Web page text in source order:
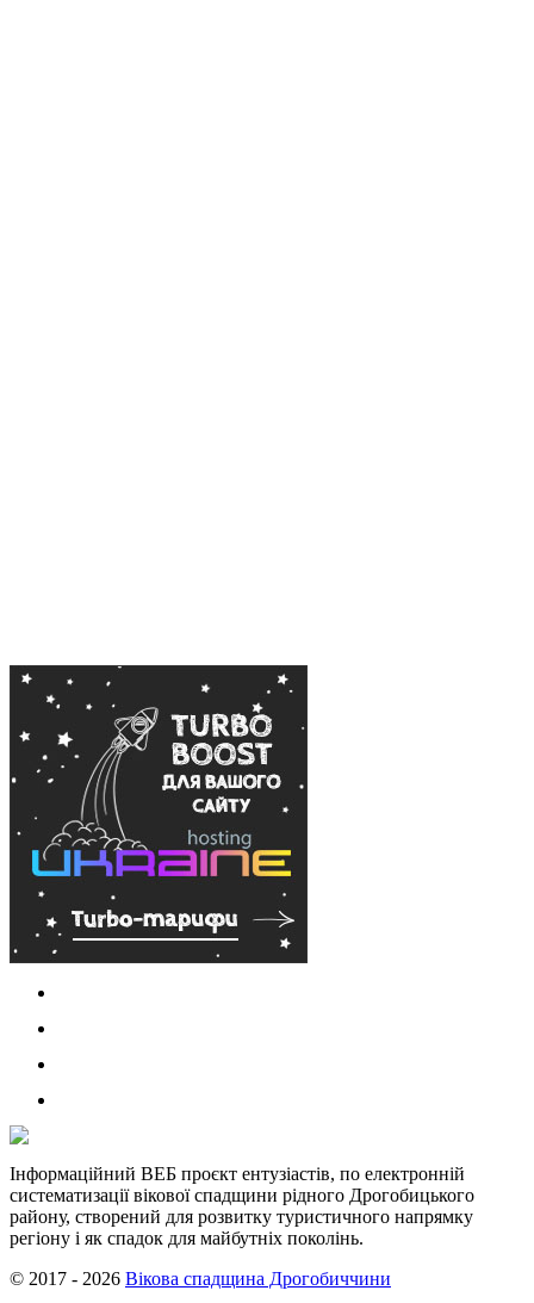
Інформаційний ВЕБ проєкт ентузіастів, по електронній
систематизації вікової спадщини рідного Дрогобицького
району, створений для розвитку туристичного напрямку
регіону і як спадок для майбутніх поколінь.
© 2017 - 2026 Вікова спадщина Дрогобиччини